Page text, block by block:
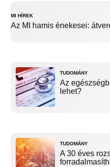
MI HÍREK
Az MI hamis énekesei:
TUDOMÁNY
Az
lehet?
TUDOMÁNY
A 30 éves